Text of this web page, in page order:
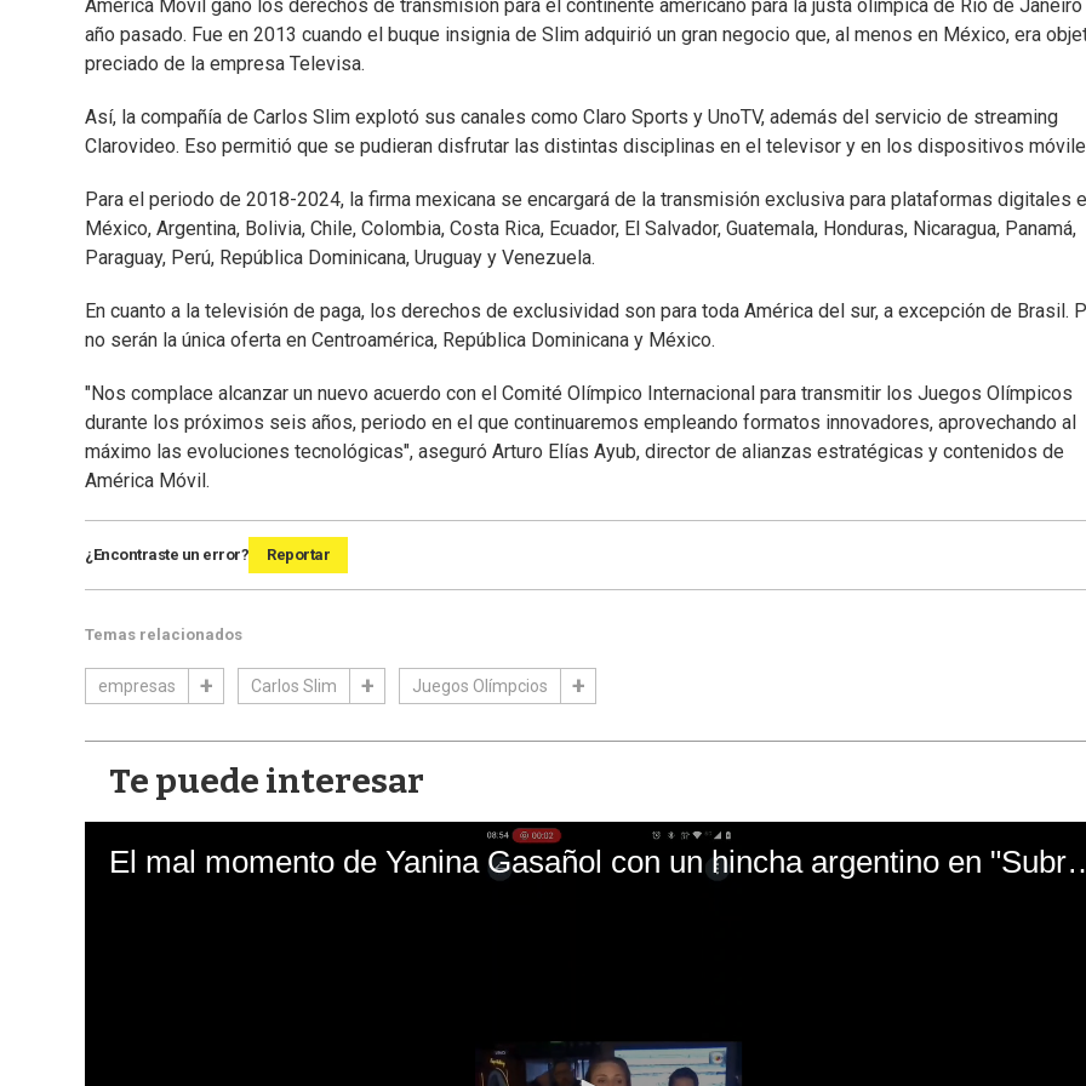
América Móvil ganó los derechos de transmisión para el continente americano para la justa olímpica de Río de Janeiro
año pasado. Fue en 2013 cuando el buque insignia de Slim adquirió un gran negocio que, al menos en México, era
preciado de la empresa Televisa.
Así, la compañía de Carlos Slim explotó sus canales como Claro Sports y UnoTV, además del servicio de streaming
Clarovideo. Eso permitió que se pudieran disfrutar las distintas disciplinas en el televisor y en los dispositivos
Para el periodo de 2018-2024, la firma mexicana se encargará de la transmisión exclusiva para plataformas digitales
México, Argentina, Bolivia, Chile, Colombia, Costa Rica, Ecuador, El Salvador, Guatemala, Honduras, Nicaragua, Panamá,
Paraguay, Perú, República Dominicana, Uruguay y Venezuela.
En cuanto a la televisión de paga, los derechos de exclusividad son para toda América del sur, a excepción de Brasil.
no serán la única oferta en Centroamérica, República Dominicana y México.
"Nos complace alcanzar un nuevo acuerdo con el Comité Olímpico Internacional para transmitir los Juegos Olímpicos
durante los próximos seis años, periodo en el que continuaremos empleando formatos innovadores, aprovechando al
máximo las evoluciones tecnológicas", aseguró Arturo Elías Ayub, director de alianzas estratégicas y contenidos de
América Móvil.
¿Encontraste un error? Reportar
Temas relacionados
empresas Carlos Slim Juegos Olímpcios
Te puede interesar
El mal momento de Yanina